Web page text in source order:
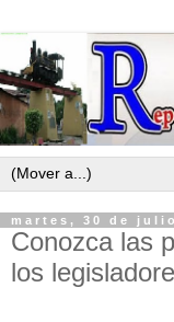
martes, 30 de
Conozca las
los